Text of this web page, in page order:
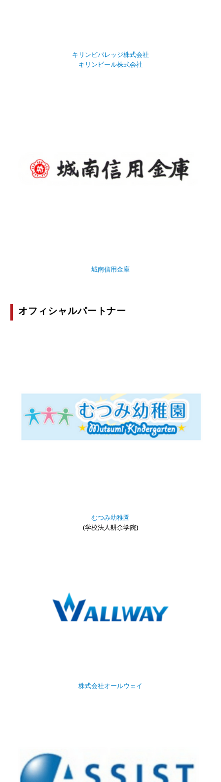
キリンビバレッジ株式会社
キリンビール株式会社
城南信用金庫
オフィシャルパートナー
むつみ幼稚園
(学校法人耕余学院)
株式会社オールウェイ